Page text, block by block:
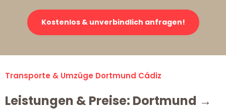
Kostenlos & unverbindlich anfragen!
Transporte & Umzüge Dortmund Cádiz
Leistungen & Preise: Dortmund →